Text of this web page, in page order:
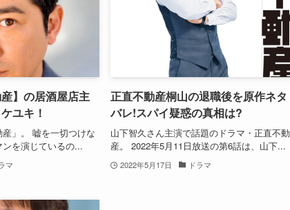
】の居酒屋店主
ユキ！
」。 嘘を一切つけな
を演じているの...
マ
正直不動産桐山の退職後を原作ネタ
バレ!スパイ疑惑の真相は?
山下智久さん主演で話題のドラマ・正直不動
産。 2022年5月11日放送の第6話は、山下...
2022年5月17日 ドラマ